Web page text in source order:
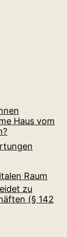
Haus vom
Raum
zu
(§ 142